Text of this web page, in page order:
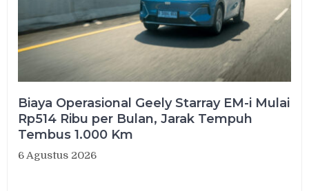
Biaya Operasional Geely Starray EM-i Mulai
Rp514 Ribu per Bulan, Jarak Tempuh
Tembus 1.000 Km
6 Agustus 2026